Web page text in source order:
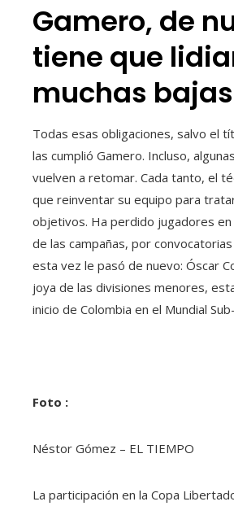
Gamero, de
tiene que
muchas bajas
Todas esas obligaciones, salvo el
las cumplió Gamero. Incluso,
vuelven a retomar. Cada tanto, el
que reinventar su equipo para
objetivos. Ha perdido jugadores
de las campañas, por
esta vez le pasó de nuevo: Óscar
joya de las divisiones menores,
inicio de Colombia en el Mundial
Foto :
Néstor Gómez – EL TIEMPO
La participación en la Copa